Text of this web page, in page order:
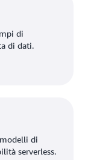
di
di dati.
di
serverless.